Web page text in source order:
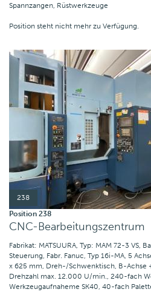
Spannzangen, Rüstwerkzeuge
Position steht nicht mehr zu Verfügung.
238
Position 238
CNC-Bearbeitungszentrum
Fabrikat: MATSUURA, Typ: MAM 72-3 VS,
Steuerung, Fabr. Fanuc, Typ 16i-MA, 5
x 625 mm, Dreh-/Schwenktisch, B-Achse
Drehzahl max. 12.000 U/min., 240-fach
Werkzeugaufnaheme SK40, 40-fach